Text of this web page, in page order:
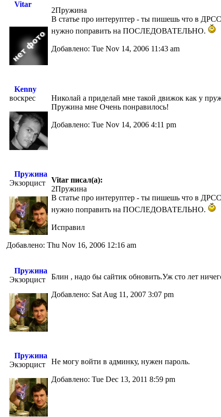
Vitar
2Пружина
В статье про интеруптер - ты пишешь что в
нужно поправить на ПОСЛЕДОВАТЕЛЬНО.
Добавлено: Tue Nov 14, 2006 11:43 am
Kenny
воскрес
Николай а приделай мне такой движок как у
Пружина мне Очень понравилось!
Добавлено: Tue Nov 14, 2006 4:11 pm
Пружина
Экзорцист
Vitar писал(а):
2Пружина
В статье про интеруптер - ты пишешь что в
нужно поправить на ПОСЛЕДОВАТЕЛЬНО.
Исправил
Добавлено: Thu Nov 16, 2006 12:16 am
Пружина
Экзорцист
Блин , надо бы сайтик обновить.Уж сто лет
Добавлено: Sat Aug 11, 2007 3:07 pm
Пружина
Экзорцист
Не могу войти в админку, нужен пароль.
Добавлено: Tue Dec 13, 2011 8:59 pm